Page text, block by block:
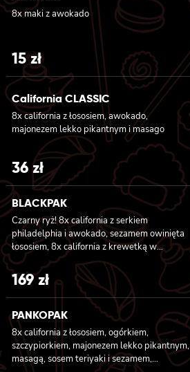
8x maki z awokado
15zł
California CLASSIC
8x california z łososiem, awokado,
majonezem lekko pikantnym i masago
36zł
BLACKPAK
Czarny ryż! 8x california z serkiem
philadelphia i awokado, sezamem owinięta
łososiem, 8x california z krewetką w
tempurze, ogórkiem i majonezem lekko
pikantnym, masago i sezamem owinięta
łososiem, 12x futomaki z łososiem
pieczonym, serkiem philadelphia, sosem
teriyaki, sezamem, awokado, ogórkiem i
kanpyo 8x california z łososiem i awokado,
serkiem philadelphia, masago, sezam, 8x
hosomaki z łososiem
169zł
PANKOPAK
8x california z łososiem, ogórkiem,
szczypiorkiem, majonezem lekko pikantnym,
masagą, sosem teriyaki i sezamem,